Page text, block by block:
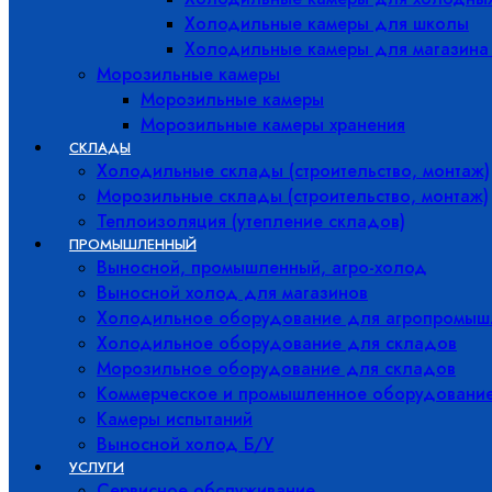
Холодильные камеры для школы
Холодильные камеры для магазина
Морозильные камеры
Морозильные камеры
Морозильные камеры хранения
СКЛАДЫ
Холодильные склады (строительство, монтаж)
Морозильные склады (строительство, монтаж)
Теплоизоляция (утепление складов)
ПРОМЫШЛЕННЫЙ
Выносной, промышленный, агро-холод
Выносной холод для магазинов
Холодильное оборудование для
Холодильное оборудование для складов
Морозильное оборудование для складов
Коммерческое и промышленное
Камеры испытаний
Выносной холод Б/У
УСЛУГИ